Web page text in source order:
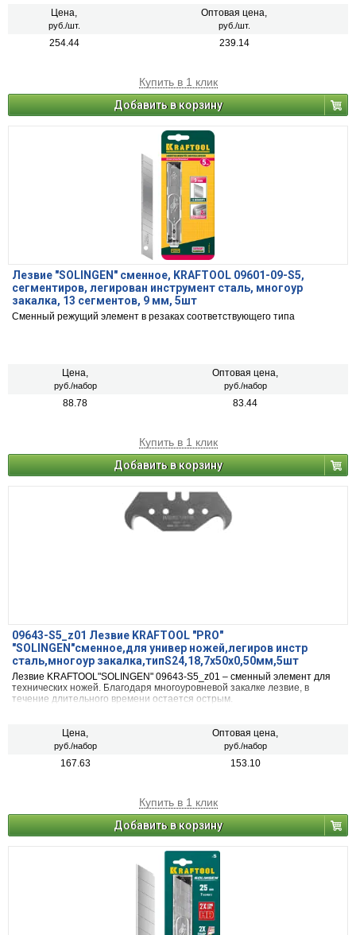
Цена,
руб./шт.
Оптовая цена,
руб./шт.
254.44 239.14
Купить в 1 клик
Добавить в корзину
Лезвие "SOLINGEN" сменное, KRAFTOOL 09601-09-S5,
сегментиров, легирован инструмент сталь, многоур
закалка, 13 сегментов, 9 мм, 5шт
Сменный режущий элемент в резаках соответствующего типа
Цена,
руб./набор
Оптовая цена,
руб./набор
88.78 83.44
Купить в 1 клик
Добавить в корзину
09643-S5_z01 Лезвие KRAFTOOL "PRO"
"SOLINGEN"сменное,для универ ножей,легиров инстр
сталь,многоур закалка,типS24,18,7х50х0,50мм,5шт
Лезвие KRAFTOOL"SOLINGEN" 09643-S5_z01 – сменный элемент для
технических ножей. Благодаря многоуровневой закалке лезвие, в
течение длительного времени остается острым.
Цена,
руб./набор
Оптовая цена,
руб./набор
167.63 153.10
Купить в 1 клик
Добавить в корзину